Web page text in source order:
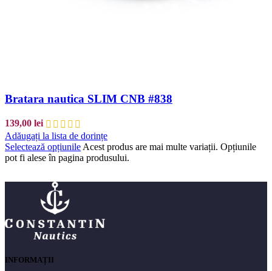
Bratara nautica SLIM CNB #838
139,00 lei
Adăugați la lista de dorințe
Selectează opțiunile Acest produs are mai multe variații. Opțiunile
pot fi alese în pagina produsului.
INFORMAȚII